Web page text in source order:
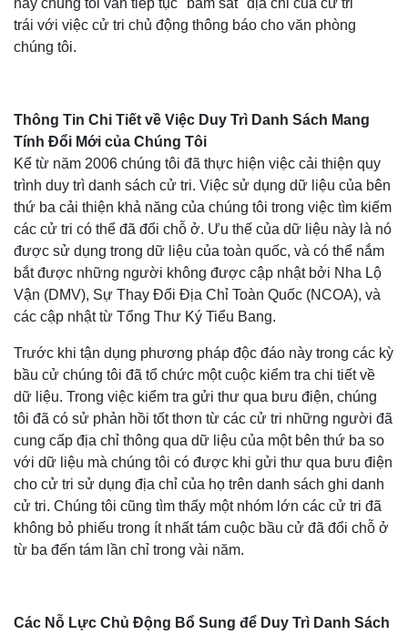
này chúng tôi vẫn tiếp tục "bám sát" địa chỉ của cử tri
trái với việc cử tri chủ động thông báo cho văn phòng
chúng tôi.
Thông Tin Chi Tiết về Việc Duy Trì Danh Sách Mang
Tính Đổi Mới của Chúng Tôi
Kể từ năm 2006 chúng tôi đã thực hiện việc cải thiện quy
trình duy trì danh sách cử tri. Việc sử dụng dữ liệu của bên
thứ ba cải thiện khả năng của chúng tôi trong việc tìm kiếm
các cử tri có thể đã đổi chỗ ở. Ưu thế của dữ liệu này là nó
được sử dụng trong dữ liệu của toàn quốc, và có thể nắm
bắt được những người không được cập nhật bởi Nha Lộ
Vận (DMV), Sự Thay Đổi Địa Chỉ Toàn Quốc (NCOA), và
các cập nhật từ Tổng Thư Ký Tiểu Bang.
Trước khi tận dụng phương pháp độc đáo này trong các kỳ
bầu cử chúng tôi đã tổ chức một cuộc kiểm tra chi tiết về
dữ liệu. Trong việc kiểm tra gửi thư qua bưu điện, chúng
tôi đã có sử phản hồi tốt thơn từ các cử tri những người đã
cung cấp địa chỉ thông qua dữ liệu của một bên thứ ba so
với dữ liệu mà chúng tôi có được khi gửi thư qua bưu điện
cho cử tri sử dụng địa chỉ của họ trên danh sách ghi danh
cử tri. Chúng tôi cũng tìm thấy một nhóm lớn các cử tri đã
không bỏ phiếu trong ít nhất tám cuộc bầu cử đã đổi chỗ ở
từ ba đến tám lần chỉ trong vài năm.
Các Nỗ Lực Chủ Động Bổ Sung để Duy Trì Danh Sách